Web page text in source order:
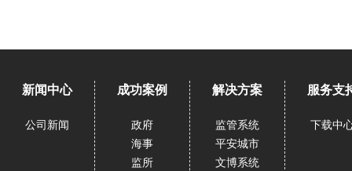
新闻中心
公司新闻
成功案例
政府
海事
监所
解决方案
监管系统
平安城市
文博系统
服务支
下载中